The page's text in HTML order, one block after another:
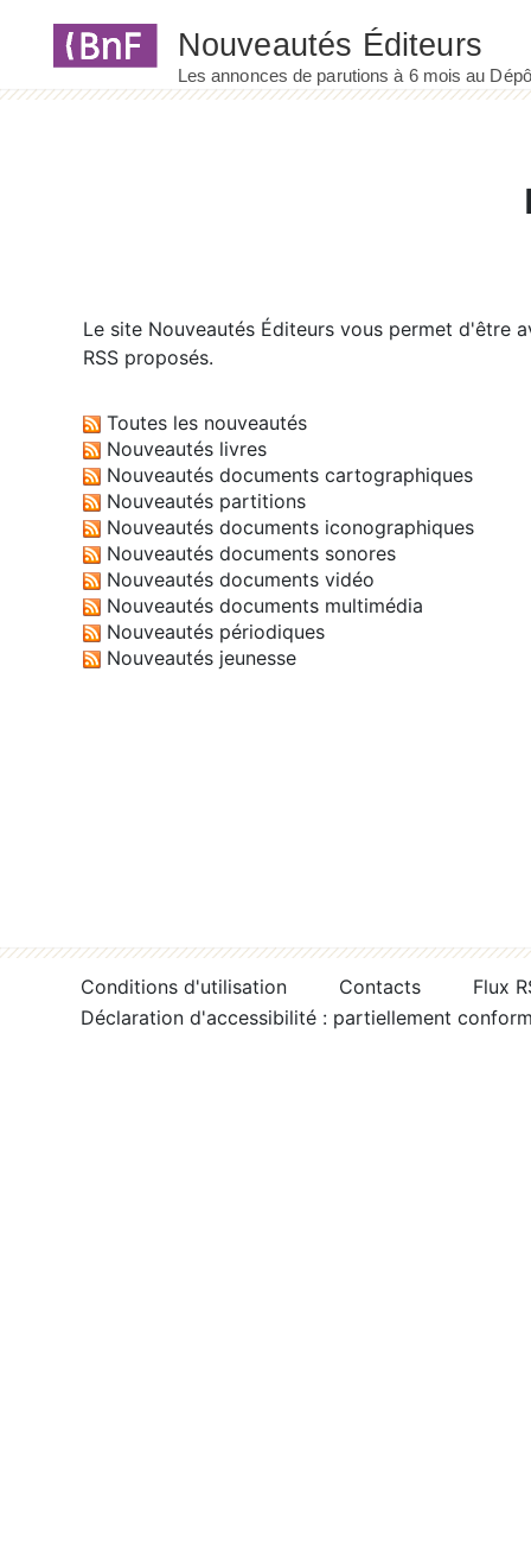
Le site Nouveautés Éditeurs vous permet d'être
RSS proposés.
Toutes les nouveautés
Nouveautés livres
Nouveautés documents cartographiques
Nouveautés partitions
Nouveautés documents iconographiques
Nouveautés documents sonores
Nouveautés documents vidéo
Nouveautés documents multimédia
Nouveautés périodiques
Nouveautés jeunesse
Conditions d'utilisation Contacts
Flux
Déclaration d'accessibilité : partiellement